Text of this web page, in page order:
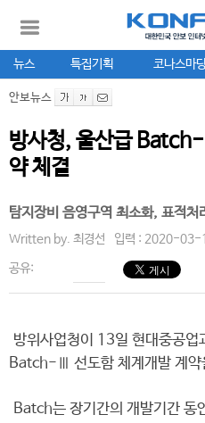
뉴스 특집기획 코나스마
안보뉴스
방사청, 울산급
약 체결
탐지장비 음영구역 최소화, 표적처
Written by. 최경선 입력 : 2020-03-
공유:
방위사업청이 13일 현대중공
Batch-Ⅲ 선도함 체계개발 계약
Batch는 장기간의 개발기간 동